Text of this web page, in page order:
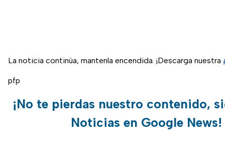
La noticia continúa, mantenla encendida. ¡Descarga nuestra
pfp
¡No te pierdas nuestro contenido,
Noticias en Google News!